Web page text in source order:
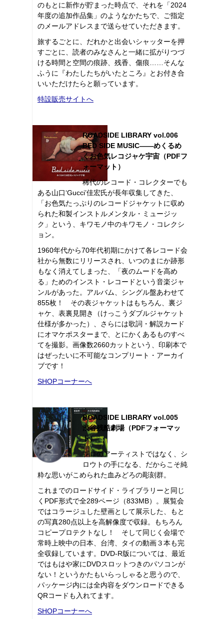
のもとに新作が貯まった時点で、それを「2024
年度の追加作品集」のようなかたちで、ご指定
のメールアドレスまで送らせていただきます。
旅するごとに、だれかと出会いシャッターを押
すごとに、読者のみなさんと一緒に拡がりつづ
ける時間と空間の痕跡、残香、傷痕……そんな
ふうに『わたしたちがいたところ』とお付き合
いいただけたらと願っています。
特設販売サイトへ
ROADSIDE LIBRARY vol.006
BED SIDE MUSIC――めくるめ
くお色気レコジャケ宇宙（PDFフ
ォーマット）
稀代のレコード・コレクターでも
ある山口‘Gucci’佳宏氏が長年収集してきた、
「お色気たっぷりのレコードジャケットに収め
られた和製インストルメンタル・ミュージッ
ク」という、キワモノ中のキワモノ・コレクシ
ョン。
1960年代から70年代初期にかけて各レコード会
社から無数にリリースされ、いつのまにか跡形
もなく消えてしまった、「夜のムードを高め
る」ためのインスト・レコードという音楽ジャ
ンルがあった。アルバム、シングル盤あわせて
855枚！ その表ジャケットはもちろん、裏ジ
ャケ、表裏見開き（けっこうダブルジャケット
仕様が多かった）、さらには歌詞・解説カード
にオマケポスターまで、とにかくあるものすべ
てを撮影。画像数2660カットという、印刷本で
はぜったいに不可能なコンプリート・アーカイ
ブです！
SHOPコーナーへ
ROADSIDE LIBRARY vol.005
渋谷残酷劇場（PDFフォーマッ
ト）
プロのアーティストではなく、シ
ロウトの手になる、だからこそ純
粋な思いがこめられた血みどろの彫刻群。
これまでのロードサイド・ライブラリーと同じ
くPDF形式で全289ページ（833MB）。展覧会
ではコラージュした壁画として展示した、もと
の写真280点以上を高解像度で収録。もちろん
コピープロテクトなし！ そして同じく会場で
常時上映中の日本、台湾、タイの動画３本も完
全収録しています。DVD-R版については、最近
ではもはや家にDVDスロットつきのパソコンが
ない！というかたもいらっしゃると思うので、
パッケージ内には全内容をダウンロードできる
QRコードも入れてます。
SHOPコーナーへ